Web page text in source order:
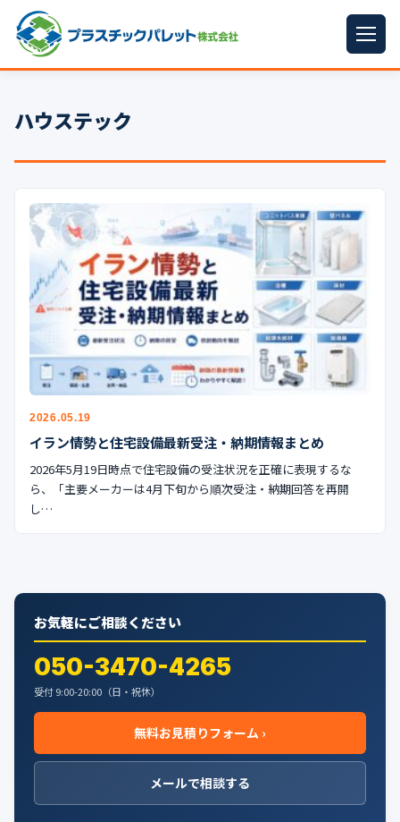
パレットサイズ
プラパレット ▼
コンテナ
中古パレット
再生原料
梱包資材
イラン情勢まとめ
公式ブログ
会社案内
ハウステック
2026.05.19
イラン情勢と住宅設備最新受注・納期情報まとめ
2026年5月19日時点で住宅設備の受注状況を正確に表現するな
ら、「主要メーカーは4月下旬から順次受注・納期回答を再開
し…
お気軽にご相談ください
050-3470-4265
受付 9:00-20:00（日・祝休）
無料お見積りフォーム ›
メールで相談する